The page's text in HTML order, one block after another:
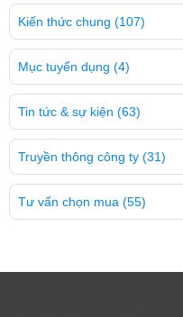
Kiến thức chung (107)
Mục tuyển dụng (4)
Tin tức & sự kiện (63)
Truyền thông công ty (31)
Tư vấn chọn mua (55)